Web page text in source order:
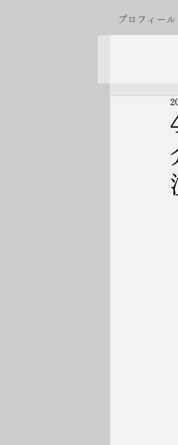
プロフィール